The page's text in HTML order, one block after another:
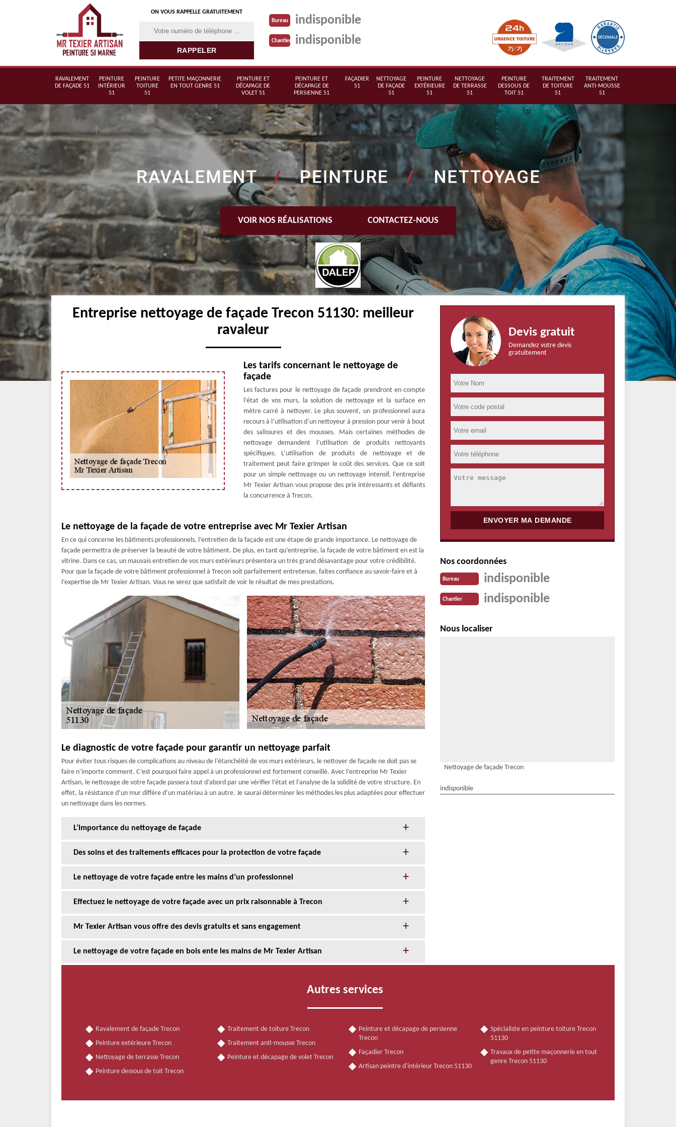
ON VOUS RAPPELLE GRATUITEMENT
Bureau indisponible
Chantier indisponible
RAVALEMENT
DE FAÇADE 51
PEINTURE
INTÉRIEUR
51
PEINTURE
TOITURE
51
PETITE MAÇONNERIE
EN TOUT GENRE 51
PEINTURE ET
DÉCAPAGE DE
VOLET 51
PEINTURE ET
DÉCAPAGE DE
PERSIENNE 51
FAÇADIER
51
NETTOYAGE
DE FAÇADE
51
PEINTURE
EXTÉRIEURE
51
NETTOYAGE
DE TERRASSE
51
PEINTURE
DESSOUS DE
TOIT 51
TRAITEMENT
DE TOITURE
51
TRAITEMENT
ANTI-MOUSSE
51
VOIR NOS RÉALISATIONS CONTACTEZ-NOUS
Entreprise nettoyage de façade Trecon 51130: meilleur
ravaleur
Les tarifs concernant le nettoyage de
façade
Les factures pour le nettoyage de façade prendront en compte
l’état de vos murs, la solution de nettoyage et la surface en
mètre carré à nettoyer. Le plus souvent, un professionnel aura
recours à l’utilisation d’un nettoyeur à pression pour venir à bout
des salissures et des mousses. Mais certaines méthodes de
nettoyage demandent l’utilisation de produits nettoyants
spécifiques. L’utilisation de produits de nettoyage et de
traitement peut faire grimper le coût des services. Que ce soit
pour un simple nettoyage ou un nettoyage intensif, l’entreprise
Mr Texier Artisan vous propose des prix intéressants et défiants
la concurrence à Trecon.
Le nettoyage de la façade de votre entreprise avec Mr Texier Artisan
En ce qui concerne les bâtiments professionnels, l’entretien de la façade est une étape de grande importance. Le nettoyage de
façade permettra de préserver la beauté de votre bâtiment. De plus, en tant qu’entreprise, la façade de votre bâtiment en est la
vitrine. Dans ce cas, un mauvais entretien de vos murs extérieurs présentera un très grand désavantage pour votre crédibilité.
Pour que la façade de votre bâtiment professionnel à Trecon soit parfaitement entretenue, faites confiance au savoir-faire et à
l’expertise de Mr Texier Artisan. Vous ne serez que satisfait de voir le résultat de mes prestations.
Le diagnostic de votre façade pour garantir un nettoyage parfait
Pour éviter tous risques de complications au niveau de l’étanchéité de vos murs extérieurs, le nettoyer de façade ne doit pas se
faire n’importe comment. C’est pourquoi faire appel à un professionnel est fortement conseillé. Avec l’entreprise Mr Texier
Artisan, le nettoyage de votre façade passera tout d’abord par une vérifier l’état et l’analyse de la solidité de votre structure. En
effet, la résistance d’un mur diffère d’un matériau à un autre. Je saurai déterminer les méthodes les plus adaptées pour effectuer
un nettoyage dans les normes.
L’importance du nettoyage de façade
Des soins et des traitements efficaces pour la protection de votre façade
Le nettoyage de votre façade entre les mains d’un professionnel
Effectuez le nettoyage de votre façade avec un prix raisonnable à Trecon
Mr Texier Artisan vous offre des devis gratuits et sans engagement
Le nettoyage de votre façade en bois ente les mains de Mr Texier Artisan
Devis gratuit
Demandez votre devis
gratuitement
Nos coordonnées
Bureau indisponible
Chantier indisponible
Nous localiser
Nettoyage de façade Trecon
indisponible
Autres services
Ravalement de façade Trecon
Peinture extérieure Trecon
Nettoyage de terrasse Trecon
Peinture dessous de toit Trecon
Traitement de toiture Trecon
Traitement anti-mousse Trecon
Peinture et décapage de volet Trecon
Peinture et décapage de persienne
Trecon
Façadier Trecon
Artisan peintre d'intérieur Trecon 51130
Spécialiste en peinture toiture Trecon
51130
Travaux de petite maçonnerie en tout
genre Trecon 51130